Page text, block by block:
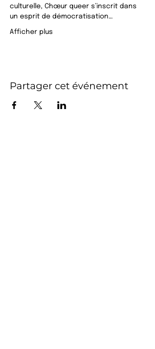
culturelle, Chœur queer s’inscrit dans
un esprit de démocratisation…
Afficher plus
Partager cet événement